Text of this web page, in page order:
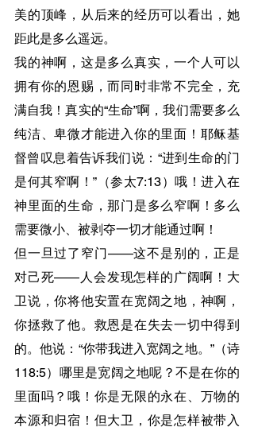
美的顶峰，从后来的经历可以看出，她
距此是多么遥远。
我的神啊，这是多么真实，一个人可以
拥有你的恩赐，而同时非常不完全，充
满自我！真实的“生命”啊，我们需要多么
纯洁、卑微才能进入你的里面！耶稣基
督曾叹息着告诉我们说：“进到生命的门
是何其窄啊！”（参太7:13）哦！进入在
神里面的生命，那门是多么窄啊！多么
需要微小、被剥夺一切才能通过啊！
但一旦过了窄门——这不是别的，正是
对己死——人会发现怎样的广阔啊！大
卫说，你将他安置在宽阔之地，神啊，
你拯救了他。救恩是在失去一切中得到
的。他说：“你带我进入宽阔之地。”（诗
118:5）哪里是宽阔之地呢？不是在你的
里面吗？哦！你是无限的永在、万物的
本源和归宿！但大卫，你是怎样被带入